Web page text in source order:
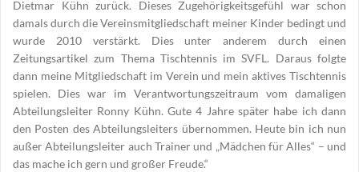
Dietmar Kühn zurück. Dieses Zugehörigkeitsgefühl war schon
damals durch die Vereinsmitgliedschaft meiner Kinder bedingt und
wurde 2010 verstärkt. Dies unter anderem durch einen
Zeitungsartikel zum Thema Tischtennis im SVFL. Daraus folgte
dann meine Mitgliedschaft im Verein und mein aktives Tischtennis
spielen. Dies war im Verantwortungs­zeitraum vom damaligen
Abteilungsleiter Ronny Kühn. Gute 4 Jahre später habe ich dann
den Posten des Abteilungsleiters übernommen. Heute bin ich nun
außer Abteilungsleiter auch Trainer und „Mädchen für Alles“ – und
das mache ich gern und großer Freude.“